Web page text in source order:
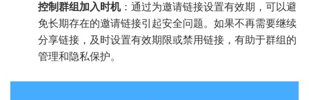
控制群组加入时机：通过为邀请链接设置有效期，可以避
免长期存在的邀请链接引起安全问题。如果不再需要继续
分享链接，及时设置有效期限或禁用链接，有助于群组的
管理和隐私保护。